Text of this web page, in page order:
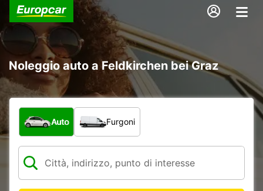
Noleggio auto a Feldkirchen bei Graz
Scegli la tipologia di veicolo:
Auto Furgoni